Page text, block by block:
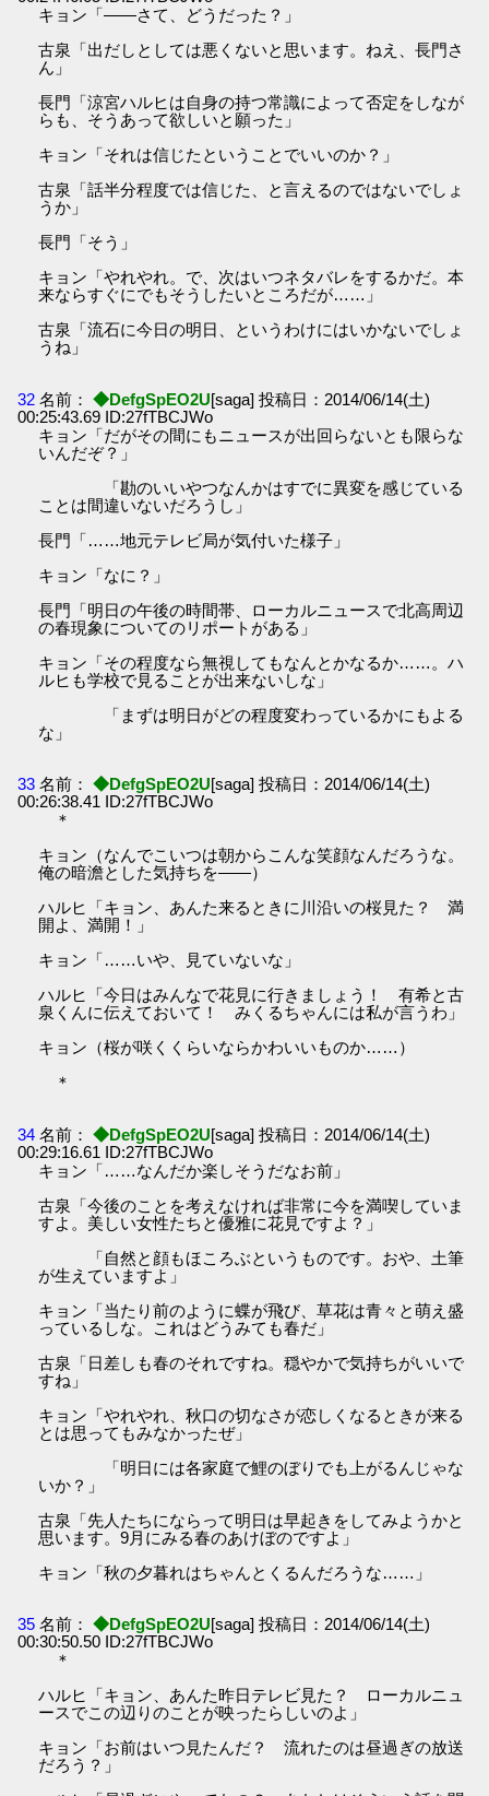
キョン「――さて、どうだった？」
古泉「出だしとしては悪くないと思います。ねえ、長門さ
ん」
長門「涼宮ハルヒは自身の持つ常識によって否定をしなが
らも、そうあって欲しいと願った」
キョン「それは信じたということでいいのか？」
古泉「話半分程度では信じた、と言えるのではないでしょ
うか」
長門「そう」
キョン「やれやれ。で、次はいつネタバレをするかだ。本
来ならすぐにでもそうしたいところだが……」
古泉「流石に今日の明日、というわけにはいかないでしょ
うね」
32 名前： ◆DefgSpEO2U[saga] 投稿日：2014/06/14(土)
00:25:43.69 ID:27fTBCJWo
キョン「だがその間にもニュースが出回らないとも限らな
いんだぞ？」
「勘のいいやつなんかはすでに異変を感じている
ことは間違いないだろうし」
長門「……地元テレビ局が気付いた様子」
キョン「なに？」
長門「明日の午後の時間帯、ローカルニュースで北高周辺
の春現象についてのリポートがある」
キョン「その程度なら無視してもなんとかなるか……。ハ
ルヒも学校で見ることが出来ないしな」
「まずは明日がどの程度変わっているかにもよる
な」
33 名前： ◆DefgSpEO2U[saga] 投稿日：2014/06/14(土)
00:26:38.41 ID:27fTBCJWo
＊
キョン（なんでこいつは朝からこんな笑顔なんだろうな。
俺の暗澹とした気持ちを――）
ハルヒ「キョン、あんた来るときに川沿いの桜見た？ 満
開よ、満開！」
キョン「……いや、見ていないな」
ハルヒ「今日はみんなで花見に行きましょう！ 有希と古
泉くんに伝えておいて！ みくるちゃんには私が言うわ」
キョン（桜が咲くくらいならかわいいものか……）
＊
34 名前： ◆DefgSpEO2U[saga] 投稿日：2014/06/14(土)
00:29:16.61 ID:27fTBCJWo
キョン「……なんだか楽しそうだなお前」
古泉「今後のことを考えなければ非常に今を満喫していま
すよ。美しい女性たちと優雅に花見ですよ？」
「自然と顔もほころぶというものです。おや、土筆
が生えていますよ」
キョン「当たり前のように蝶が飛び、草花は青々と萌え盛
っているしな。これはどうみても春だ」
古泉「日差しも春のそれですね。穏やかで気持ちがいいで
すね」
キョン「やれやれ、秋口の切なさが恋しくなるときが来る
とは思ってもみなかったぜ」
「明日には各家庭で鯉のぼりでも上がるんじゃな
いか？」
古泉「先人たちにならって明日は早起きをしてみようかと
思います。9月にみる春のあけぼのですよ」
キョン「秋の夕暮れはちゃんとくるんだろうな……」
35 名前： ◆DefgSpEO2U[saga] 投稿日：2014/06/14(土)
00:30:50.50 ID:27fTBCJWo
＊
ハルヒ「キョン、あんた昨日テレビ見た？ ローカルニュ
ースでこの辺りのことが映ったらしいのよ」
キョン「お前はいつ見たんだ？ 流れたのは昼過ぎの放送
だろう？」